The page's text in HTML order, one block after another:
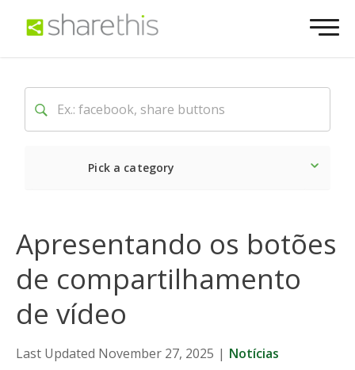
Pick a category
Apresentando os botões
de compartilhamento
de vídeo
Last Updated November 27, 2025 | Notícias